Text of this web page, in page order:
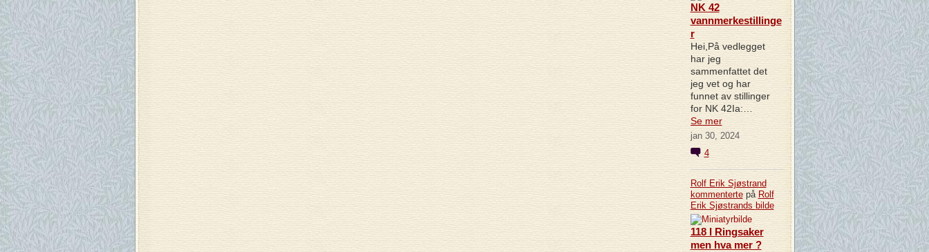
NK 42
vannmerkestillinge
r
Hei,På vedlegget
har jeg
sammenfattet det
jeg vet og har
funnet av stillinger
for NK 42Ia:…
Se mer
jan 30, 2024
4
Rolf Erik Sjøstrand
kommentertepå Rolf
Erik Sjøstrandsbilde
118 I Ringsaker
men hva mer ?